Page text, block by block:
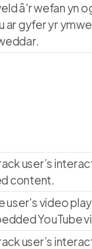
â'r wefan yn
ar gyfer yr
user’s
content.
user's video
YouTube
user’s